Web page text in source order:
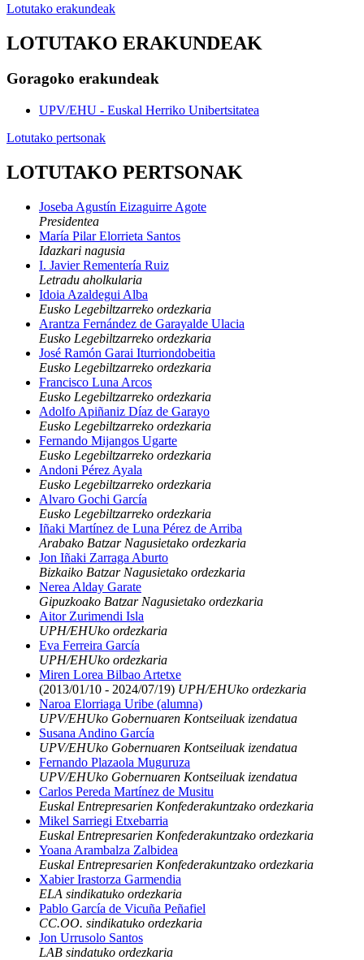
Lotutako erakundeak
LOTUTAKO ERAKUNDEAK
Goragoko erakundeak
UPV/EHU - Euskal Herriko Unibertsitatea
Lotutako pertsonak
LOTUTAKO PERTSONAK
Joseba Agustín Eizaguirre Agote
Presidentea
María Pilar Elorrieta Santos
Idazkari nagusia
I. Javier Rementería Ruiz
Letradu aholkularia
Idoia Azaldegui Alba
Eusko Legebiltzarreko ordezkaria
Arantza Fernández de Garayalde Ulacia
Eusko Legebiltzarreko ordezkaria
José Ramón Garai Iturriondobeitia
Eusko Legebiltzarreko ordezkaria
Francisco Luna Arcos
Eusko Legebiltzarreko ordezkaria
Adolfo Apiñaniz Díaz de Garayo
Eusko Legebiltzarreko ordezkaria
Fernando Mijangos Ugarte
Eusko Legebiltzarreko ordezkaria
Andoni Pérez Ayala
Eusko Legebiltzarreko ordezkaria
Alvaro Gochi García
Eusko Legebiltzarreko ordezkaria
Iñaki Martínez de Luna Pérez de Arriba
Arabako Batzar Nagusietako ordezkaria
Jon Iñaki Zarraga Aburto
Bizkaiko Batzar Nagusietako ordezkaria
Nerea Alday Garate
Gipuzkoako Batzar Nagusietako ordezkaria
Aitor Zurimendi Isla
UPH/EHUko ordezkaria
Eva Ferreira García
UPH/EHUko ordezkaria
Miren Lorea Bilbao Artetxe
(2013/01/10 - 2024/07/19) UPH/EHUko ordezkaria
Naroa Elorriaga Uribe (alumna)
UPV/EHUko Gobernuaren Kontseiluak izendatua
Susana Andino García
UPV/EHUko Gobernuaren Kontseiluak izendatua
Fernando Plazaola Muguruza
UPV/EHUko Gobernuaren Kontseiluak izendatua
Carlos Pereda Martínez de Musitu
Euskal Entrepresarien Konfederakuntzako ordezkaria
Mikel Sarriegi Etxebarria
Euskal Entrepresarien Konfederakuntzako ordezkaria
Yoana Arambalza Zalbidea
Euskal Entrepresarien Konfederakuntzako ordezkaria
Xabier Irastorza Garmendia
ELA sindikatuko ordezkaria
Pablo García de Vicuña Peñafiel
CC.OO. sindikatuko ordezkaria
Jon Urrusolo Santos
LAB sindatuko ordezkaria